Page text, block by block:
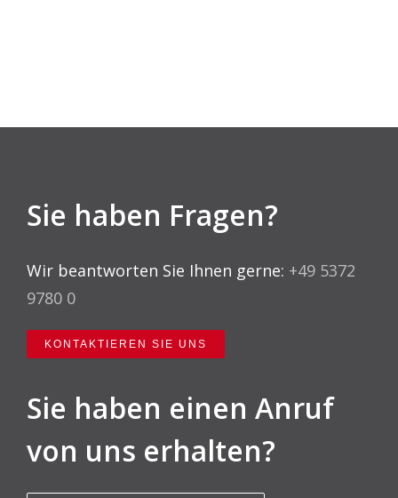
Sie haben Fragen?
Wir beantworten Sie Ihnen gerne: +49 5372
9780 0
KONTAKTIEREN SIE UNS
Sie haben einen Anruf
von uns erhalten?